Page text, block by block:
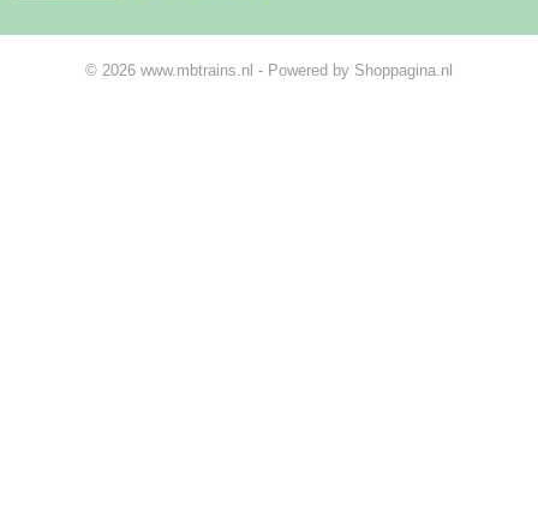
© 2026 www.mbtrains.nl - Powered by Shoppagina.nl